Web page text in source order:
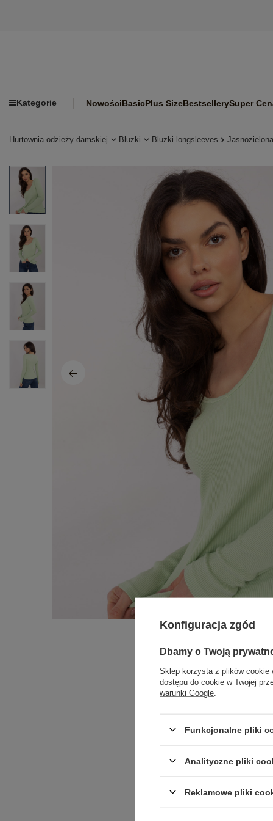
Kategorie NowościBasicPlus SizeBestsellerySuper
Hurtownia odzieży damskiej Bluzki Bluzki longsleeves
Konfiguracja zgód
Dbamy o Twoją
Sklep korzysta z plików cookie
dostępu do cookie w Twojej
warunki Google
Funkcjonalne pliki
Analityczne pliki
Reklamowe pliki